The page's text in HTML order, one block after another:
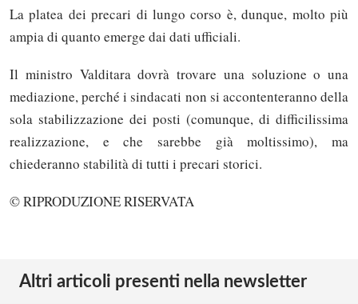
La platea dei precari di lungo corso è, dunque, molto più
ampia di quanto emerge dai dati ufficiali.
Il ministro Valditara dovrà trovare una soluzione o una
mediazione, perché i sindacati non si accontenteranno della
sola stabilizzazione dei posti (comunque, di difficilissima
realizzazione, e che sarebbe già moltissimo), ma
chiederanno stabilità di tutti i precari storici.
© RIPRODUZIONE RISERVATA
Altri articoli presenti nella newsletter